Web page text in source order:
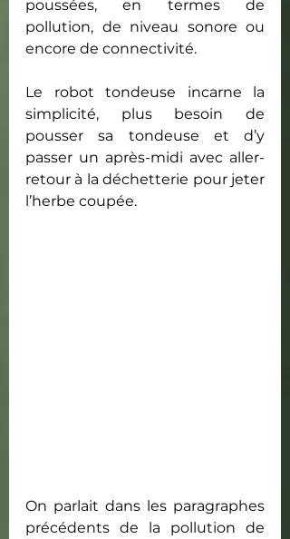
poussées, en termes de
pollution, de niveau sonore ou
encore de connectivité.
Le robot tondeuse incarne la
simplicité, plus besoin de
pousser sa tondeuse et d’y
passer un après-midi avec aller-
retour à la déchetterie pour jeter
l’herbe coupée.
On parlait dans les paragraphes
précédents de la pollution de